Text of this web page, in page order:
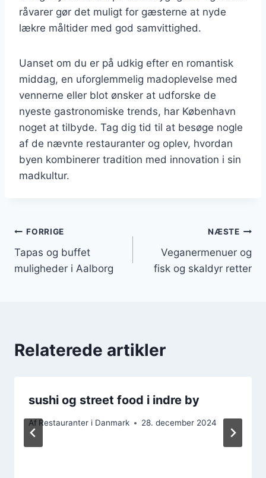
råvarer gør det muligt for gæsterne at nyde
lækre måltider med god samvittighed.
Uanset om du er på udkig efter en romantisk
middag, en uforglemmelig madoplevelse med
vennerne eller blot ønsker at udforske de
nyeste gastronomiske trends, har København
noget at tilbyde. Tag dig tid til at besøge nogle
af de nævnte restauranter og oplev, hvordan
byen kombinerer tradition med innovation i sin
madkultur.
Indlægsnavigation
FORRIGE
Tapas og buffet
muligheder i Aalborg
NÆSTE
Veganermenuer og
fisk og skaldyr retter
Relaterede artikler
sushi og street food i indre by
Af Restauranter i Danmark 28. december 2024